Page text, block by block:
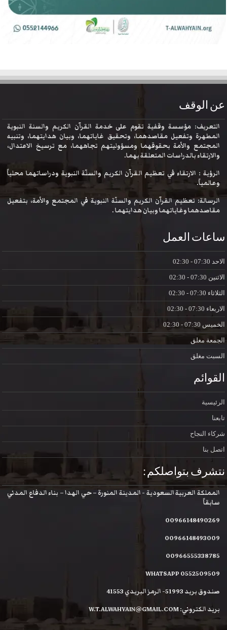
عن الوقف
التعريف: مؤسسة وقفية تقوم على خدمة القرآن الكريم والسنة النبوية
المطهرة وتفعيل مقاصدهما، وتحقيق غاياتهما، وبيان هدايتهما، وتنبيه
المجتمع والأمة بحقوقهما ومسؤوليتهم تجاههما، مع ترسيخ الاعتدال،
والارتقاء بالدراسات المتعلقة بهما.
الرؤية : الارتقاء في تعظيم القرآن الكريم والسنّة النبوية ودراساتهما محلياً
وعالمياً.
الرسالة: تعظيم القرآن الكريم والسنّة النبوية في المجتمع والأمة، بتفعيل
مقاصدهما وغاياتهما وبيان هدايتهما .
ساعات العمل
الاحد
الاثنين
الثلاثاء
الاربعاء
الخميس
الجمعة مغلق
السبت مغلق
القوائم
الرئيسية
تابعنا
شركاء النجاح
اتصل بنا
نتشرف بتواصلكم :
المملكة العربية السعودية - المدينة المنورة – حي الهدا – بناء الدفاع المدني
سابقاً
00966148490269
00966148493009
00966555338785
WHATSAPP 0552509509
صندوق بريد 51993- الرمز البريدي 41553
بريد الكتروني: W.T.ALWAHYAIN@GMAIL.COM